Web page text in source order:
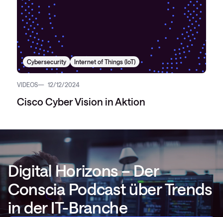
Cybersecurity Internet of Things (IoT)
VIDEOS 12/12/2024
Cisco Cyber Vision in Aktion
Digital Horizons – Der
Conscia Podcast über Trends
in der IT-Branche